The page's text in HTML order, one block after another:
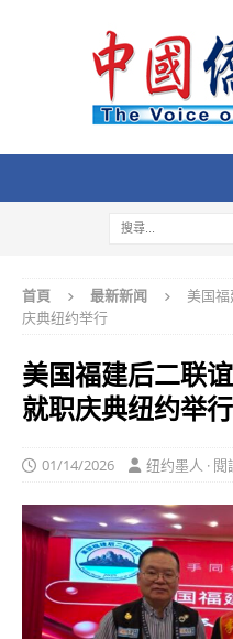
首頁 最新新闻
美国
庆典纽约举行
美国福建后二联
就职庆典纽约举行
01/14/2026 纽约墨人 ·